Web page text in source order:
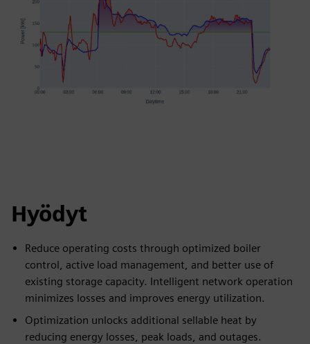
Hyödyt
Reduce operating costs through optimized boiler
control, active load management, and better use of
existing storage capacity. Intelligent network operation
minimizes losses and improves energy utilization.
Optimization unlocks additional sellable heat by
reducing energy losses, peak loads, and outages.